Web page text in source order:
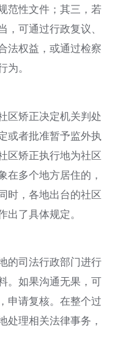
范性文件；其三，若
可通过行政复议、
法权益，或通过检察
。
区矫正决定机关判处
定或者批准暂予监外执
区矫正执行地为社区
在多个地方居住的，
时，各地出台的社区
了具体规定。​
的司法行政部门进行
。如果沟通无果，可
申请复核。在整个过
处理相关法律事务，